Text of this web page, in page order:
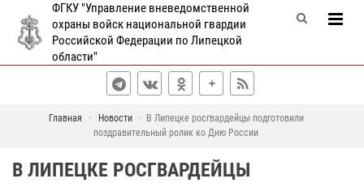
ФГКУ "Управление вневедомственной
охраны войск национальной гвардии
Российской Федерации по Липецкой
области"
Главная Новости
В Липецке росгвардейцы подготовили
поздравительный ролик ко Дню России
В ЛИПЕЦКЕ РОСГВАРДЕЙЦЫ